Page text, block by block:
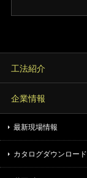
工法紹介
企業情報
最新現場情報
カタログダウンロード